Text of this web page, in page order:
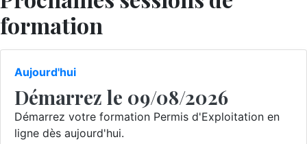
formation
Aujourd'hui
Démarrez le 09/08/2026
Démarrez votre formation Permis d'Exploitation en
ligne dès aujourd'hui.